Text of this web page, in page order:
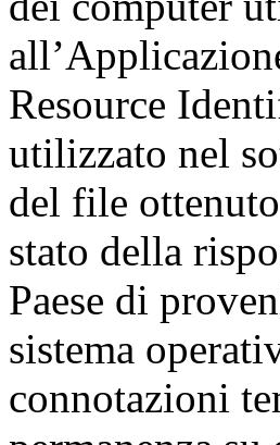
Resource
utilizzato nel
del file
stato della
Paese di
sistema
connotazioni